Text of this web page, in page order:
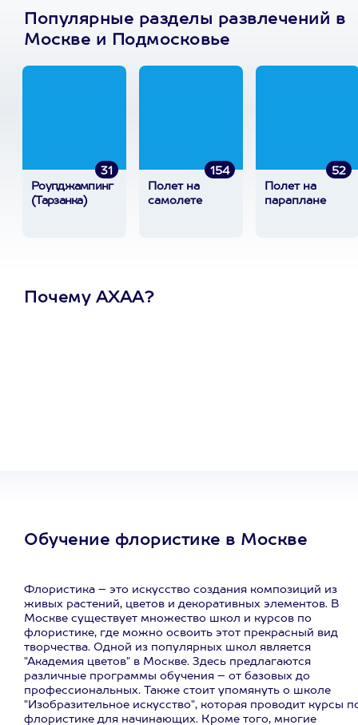
Популярные разделы развлечений в
Москве и Подмосковье
31
Роупджампинг
(Тарзанка)
154
Полет на
самолете
52
Полет на
параплане
Почему АХАА?
Обучение флористике в Москве
Флористика – это искусство создания композиций из
живых растений, цветов и декоративных элементов. В
Москве существует множество школ и курсов по
флористике, где можно освоить этот прекрасный вид
творчества. Одной из популярных школ является
"Академия цветов" в Москве. Здесь предлагаются
различные программы обучения – от базовых до
профессиональных. Также стоит упомянуть о школе
"Изобразительное искусство", которая проводит курсы
флористике для начинающих. Кроме того, многие